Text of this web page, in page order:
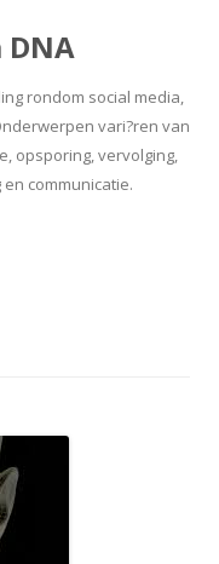
DNA
rondom social media,
vari?ren van
opsporing, vervolging,
communicatie.